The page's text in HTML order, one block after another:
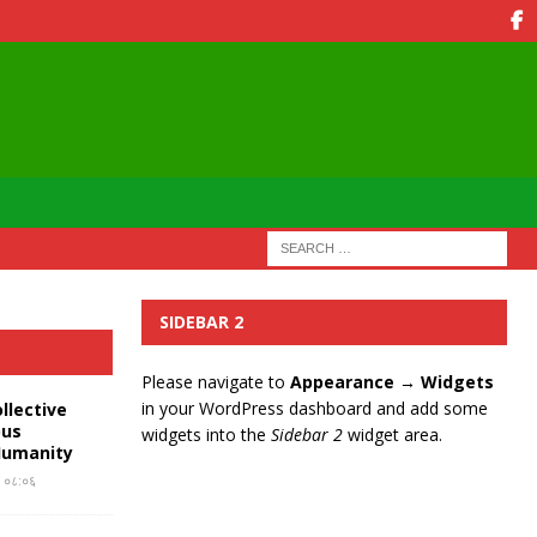
०८:०६
SIDEBAR 2
Please navigate to Appearance → Widgets
in your WordPress dashboard and add some
widgets into the Sidebar 2widget area.